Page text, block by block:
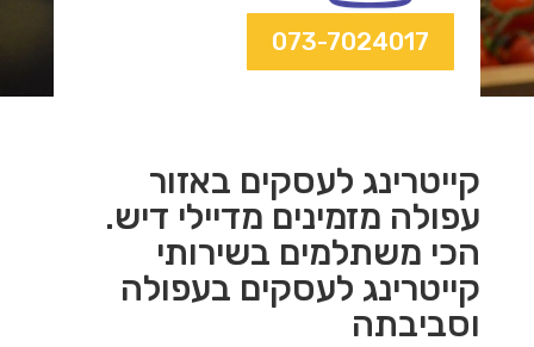
073-7024017
קייטרינג לעסקים באזור
עפולה מזמינים מדיילי דיש.
הכי משתלמים בשירותי
קייטרינג לעסקים בעפולה
וסביבתה